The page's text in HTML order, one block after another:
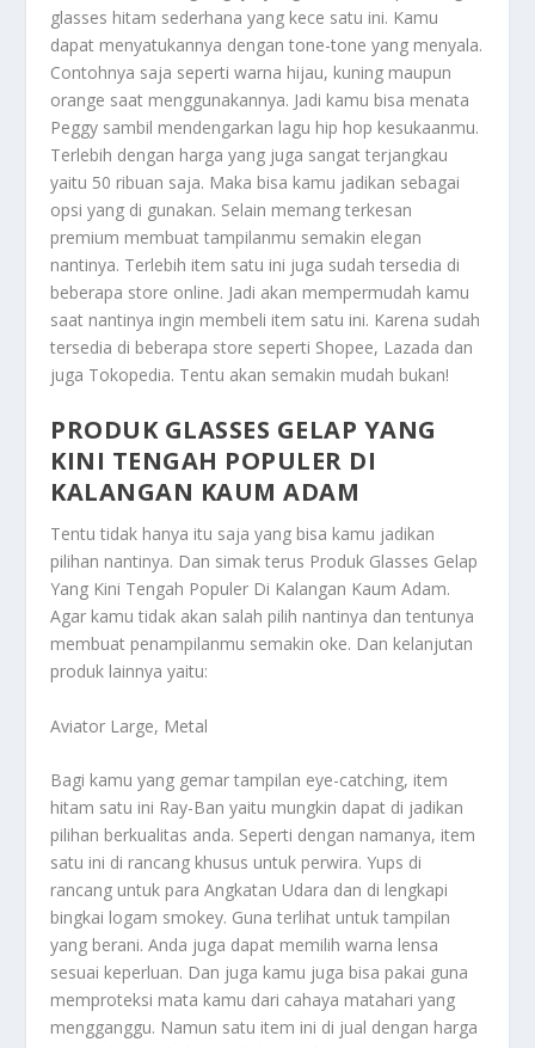
glasses hitam sederhana yang kece satu ini. Kamu
dapat menyatukannya dengan tone-tone yang menyala.
Contohnya saja seperti warna hijau, kuning maupun
orange saat menggunakannya. Jadi kamu bisa menata
Peggy sambil mendengarkan lagu hip hop kesukaanmu.
Terlebih dengan harga yang juga sangat terjangkau
yaitu 50 ribuan saja. Maka bisa kamu jadikan sebagai
opsi yang di gunakan. Selain memang terkesan
premium membuat tampilanmu semakin elegan
nantinya. Terlebih item satu ini juga sudah tersedia di
beberapa store online. Jadi akan mempermudah kamu
saat nantinya ingin membeli item satu ini. Karena sudah
tersedia di beberapa store seperti Shopee, Lazada dan
juga Tokopedia. Tentu akan semakin mudah bukan!
PRODUK GLASSES GELAP YANG
KINI TENGAH POPULER DI
KALANGAN KAUM ADAM
Tentu tidak hanya itu saja yang bisa kamu jadikan
pilihan nantinya. Dan simak terus Produk Glasses Gelap
Yang Kini Tengah Populer Di Kalangan Kaum Adam.
Agar kamu tidak akan salah pilih nantinya dan tentunya
membuat penampilanmu semakin oke. Dan kelanjutan
produk lainnya yaitu:
Aviator Large, Metal
Bagi kamu yang gemar tampilan eye-catching, item
hitam satu ini Ray-Ban yaitu mungkin dapat di jadikan
pilihan berkualitas anda. Seperti dengan namanya, item
satu ini di rancang khusus untuk perwira. Yups di
rancang untuk para Angkatan Udara dan di lengkapi
bingkai logam smokey. Guna terlihat untuk tampilan
yang berani. Anda juga dapat memilih warna lensa
sesuai keperluan. Dan juga kamu juga bisa pakai guna
memproteksi mata kamu dari cahaya matahari yang
mengganggu. Namun satu item ini di jual dengan harga